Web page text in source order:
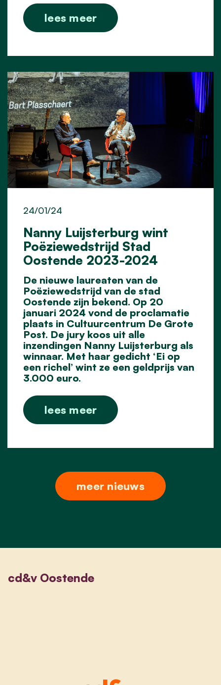
lees meer
Nanny Luijsterburg wint
Poëziewedstrijd Stad
Oostende 2023-2024
24/01/24
De nieuwe laureaten van de
Poëziewedstrijd van de stad
Oostende zijn bekend. Op 20
januari 2024 vond de proclamatie
plaats in Cultuurcentrum De Grote
Post. De jury koos uit alle
inzendingen Nanny Luijsterburg als
winnaar. Met haar gedicht ‘Ei op
een richel’ wint ze een geldprijs van
3.000 euro.
lees meer
meer nieuws
cd&v Oostende